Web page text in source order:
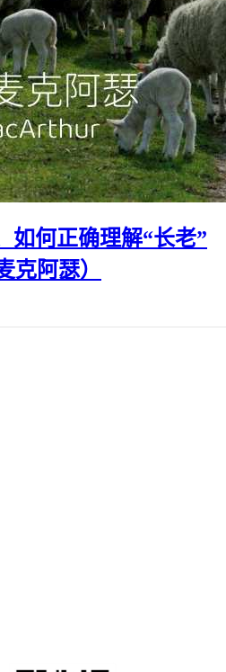
如何正确理解“长老”
克阿瑟）